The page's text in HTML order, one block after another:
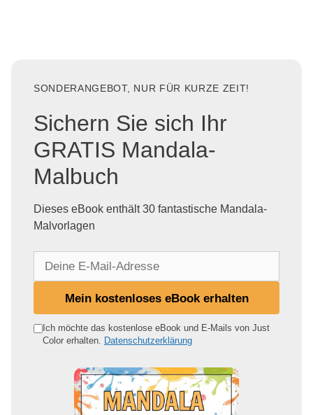
SONDERANGEBOT, NUR FÜR KURZE ZEIT!
Sichern Sie sich Ihr
GRATIS Mandala-
Malbuch
Dieses eBook enthält 30 fantastische Mandala-
Malvorlagen
e
Mein kostenloses eBook erhalten
Ich möchte das kostenlose eBook und E-Mails von Just
Color erhalten. Datenschutzerklärung